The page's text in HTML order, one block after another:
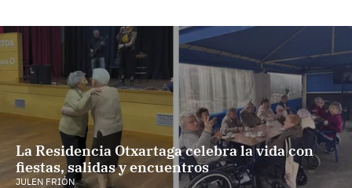
La Residencia Otxartaga celebra la vida con
fiestas, salidas y encuentros
JULEN FRIÓN